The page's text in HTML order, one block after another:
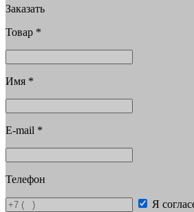
Заказать
Товар *
Имя *
E-mail *
Телефон
Я